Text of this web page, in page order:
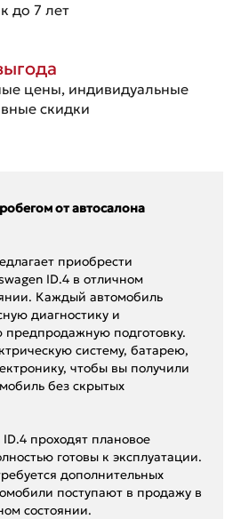
до 7 лет
цены, индивидуальные
скидки
от автосалона
приобрести
ID.4 в отличном
Каждый автомобиль
диагностику и
предпродажную подготовку.
систему, батарею,
чтобы вы получили
без скрытых
проходят плановое
готовы к эксплуатации.
дополнительных
поступают в продажу в
состоянии.